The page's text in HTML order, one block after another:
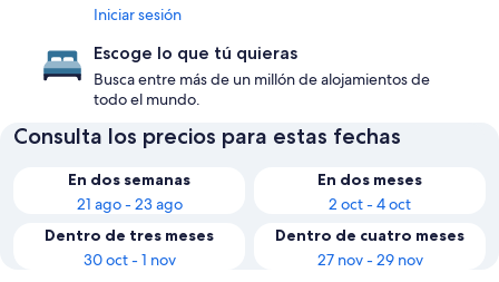
Iniciar sesión
Escoge lo que tú quieras
Busca entre más de un millón de alojamientos de
todo el mundo.
Consulta los precios para estas fechas
En dos semanas
21 ago - 23 ago
En dos meses
2 oct - 4 oct
Dentro de tres meses
30 oct - 1 nov
Dentro de cuatro meses
27 nov - 29 nov